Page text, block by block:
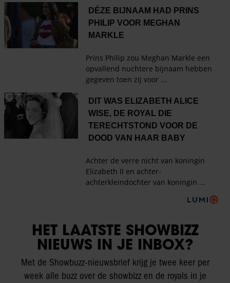
HET LAATSTE SHOWBIZZ
NIEUWS IN JE INBOX?
Met de Showbuzz-nieuwsbrief krijg je twee keer per
week alle buzz over de showbizz en de royals in je